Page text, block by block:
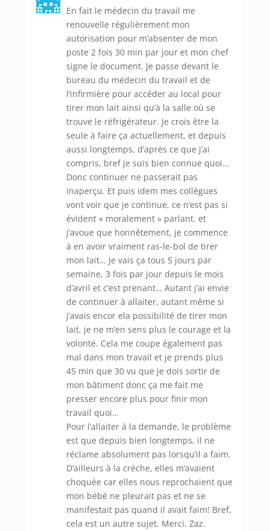
En fait le médecin du travail me
renouvelle régulièrement mon
autorisation pour m’absenter de mon
poste 2 fois 30 min par jour et mon chef
signe le document. Je passe devant le
bureau du médecin du travail et de
l’infirmière pour accéder au local pour
tirer mon lait ainsi qu’à la salle où se
trouve le réfrigérateur. Je crois être la
seule à faire ça actuellement, et depuis
aussi longtemps, d’après ce que j’ai
compris, bref je suis bien connue quoi…
Donc continuer ne passerait pas
inaperçu. Et puis idem mes collègues
vont voir que je continue, ce n’est pas si
évident « moralement » parlant. et
j’avoue que honnêtement, je commence
à en avoir vraiment ras-le-bol de tirer
mon lait… Je vais ça tous 5 jours par
semaine, 3 fois par jour depuis le mois
d’avril et c’est prenant… Autant j’ai envie
de continuer à allaiter, autant même si
j’avais encor ela possibilité de tirer mon
lait, je ne m’en sens plus le courage et la
volonté. Cela me coupe également pas
mal dans mon travail et je prends plus
45 min que 30 vu que je dois sortir de
mon bâtiment donc ça me fait me
presser encore plus pour finir mon
travail quoi…
Pour l’allaiter à la demande, le problème
est que depuis bien longtemps, il ne
réclame absolument pas lorsqu’il a faim.
D’ailleurs à la crèche, elles m’avaient
choquée car elles nous reprochaient que
mon bébé ne pleurait pas et ne se
manifestait pas quand il avait faim! Bref,
cela est un autre sujet. Merci. Zaz.